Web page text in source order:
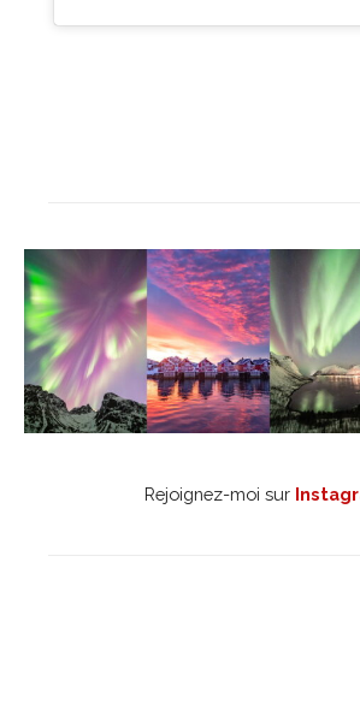
Rejoignez-moi sur